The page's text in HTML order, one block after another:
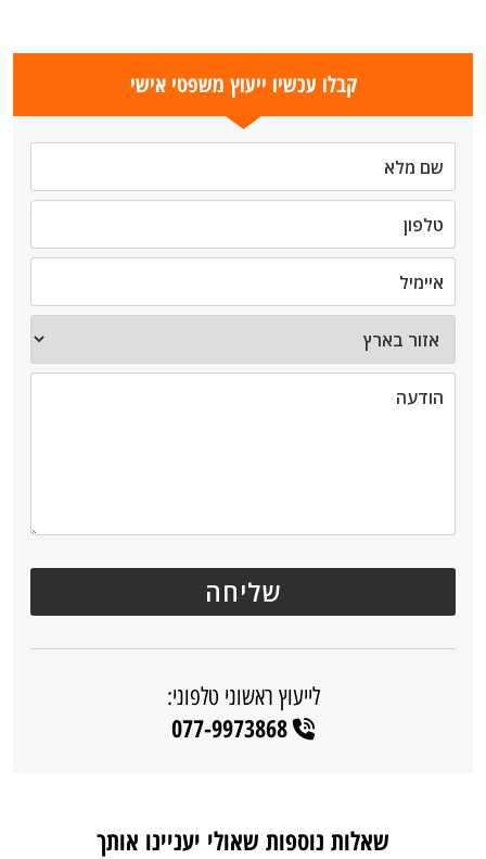
קבלו עכשיו ייעוץ משפטי אישי
לייעוץ ראשוני טלפוני:
077-9973868
שאלות נוספות שאולי יעניינו אותך